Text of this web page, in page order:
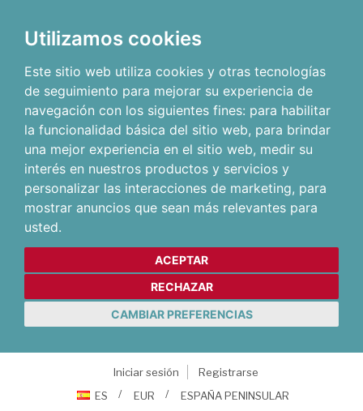
Utilizamos cookies
Este sitio web utiliza cookies y otras tecnologías
de seguimiento para mejorar su experiencia de
navegación con los siguientes fines: para habilitar
la funcionalidad básica del sitio web, para brindar
una mejor experiencia en el sitio web, medir su
interés en nuestros productos y servicios y
personalizar las interacciones de marketing, para
mostrar anuncios que sean más relevantes para
usted.
ACEPTAR
RECHAZAR
CAMBIAR PREFERENCIAS
Iniciar sesión
Registrarse
ES
EUR ESPAÑA PENINSULAR